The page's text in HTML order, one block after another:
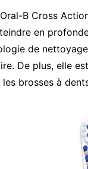
B Cross
en
de
De plus, elle
brosses à